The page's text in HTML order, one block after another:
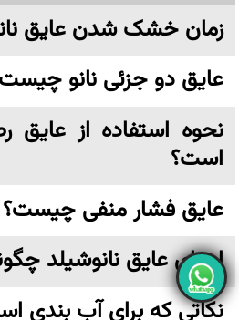
زمان خشک شدن عایق
عایق دو جزئی نانو
نحوه استفاده از عایق
است؟
عایق فشار منفی چیست؟
اجرای عایق نانوشیلد
نکاتی که برای آب بندی